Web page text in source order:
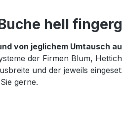
hell
von jeglichem Umtausch
der Firmen Blum,
und der jeweils
gerne.